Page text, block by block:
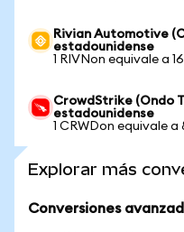
Rivian Automotive
estadounidense
1 RIVNon equivale a
CrowdStrike (Ondo
estadounidense
1 CRWDon equivale a
Explorar más
Conversiones